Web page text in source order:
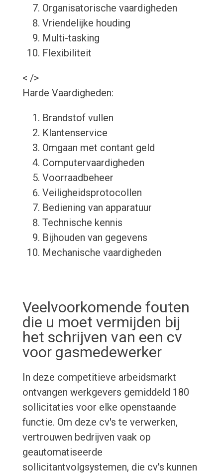
Organisatorische vaardigheden
Vriendelijke houding
Multi-tasking
Flexibiliteit
< />
Harde Vaardigheden:
Brandstof vullen
Klantenservice
Omgaan met contant geld
Computervaardigheden
Voorraadbeheer
Veiligheidsprotocollen
Bediening van apparatuur
Technische kennis
Bijhouden van gegevens
Mechanische vaardigheden
Veelvoorkomende fouten
die u moet vermijden bij
het schrijven van een cv
voor gasmedewerker
In deze competitieve arbeidsmarkt
ontvangen werkgevers gemiddeld 180
sollicitaties voor elke openstaande
functie. Om deze cv's te verwerken,
vertrouwen bedrijven vaak op
geautomatiseerde
sollicitantvolgsystemen, die cv's kunnen